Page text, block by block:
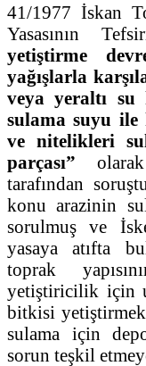
41/1977 İskan
Yasasının
yetiştirme
yağışlarla
veya yeraltı su
sulama suyu ile
ve nitelikleri
parçası”
tarafından
konu arazinin
sorulmuş ve
yasaya atıfta
toprak
yetiştiricilik için
bitkisi yetiştirmek
sulama için
sorun teşkil